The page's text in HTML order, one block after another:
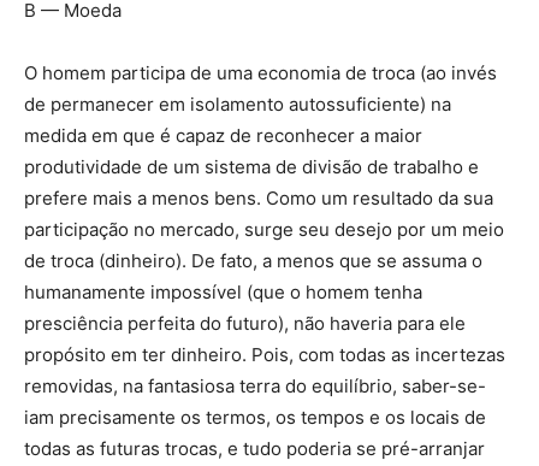
B — Moeda
O homem participa de uma economia de troca (ao invés
de permanecer em isolamento autossuficiente) na
medida em que é capaz de reconhecer a maior
produtividade de um sistema de divisão de trabalho e
prefere mais a menos bens. Como um resultado da sua
participação no mercado, surge seu desejo por um meio
de troca (dinheiro). De fato, a menos que se assuma o
humanamente impossível (que o homem tenha
presciência perfeita do futuro), não haveria para ele
propósito em ter dinheiro. Pois, com todas as incertezas
removidas, na fantasiosa terra do equilíbrio, saber-se-
iam precisamente os termos, os tempos e os locais de
todas as futuras trocas, e tudo poderia se pré-arranjar